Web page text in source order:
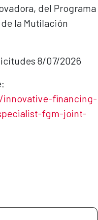
del Programa
la Mutilación
8/07/2026
financing-
fgm-joint-